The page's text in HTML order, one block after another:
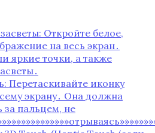
Откройте белое,
на весь экран․
яркие точки, а также
Перетаскивайте иконку
экрану․ Она должна
за пальцем, не